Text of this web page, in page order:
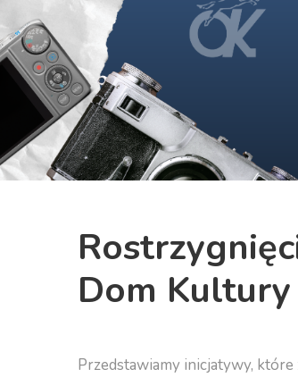
Previous
Dom Kultury
Przedstawiamy inicjatywy,